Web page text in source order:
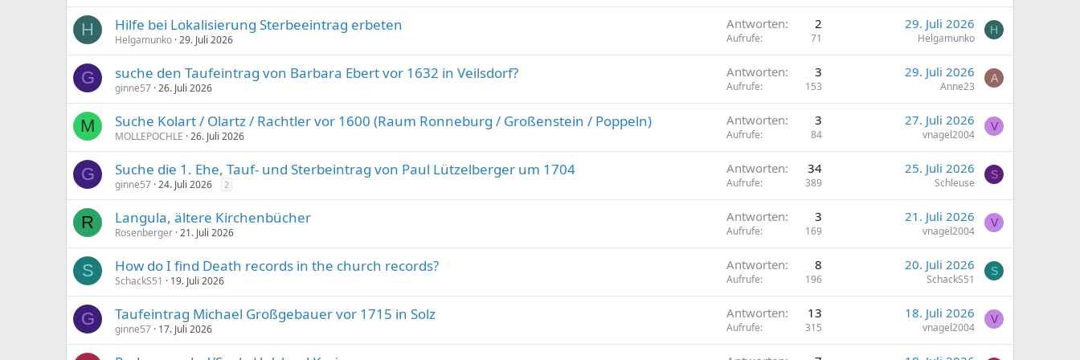
H Hilfe bei Lokalisierung Sterbeeintrag erbeten
Helgamunko 29. Juli 2026
Antworten 2
Aufrufe 71
29. Juli 2026
Helgamunko
H
G suche den Taufeintrag von Barbara Ebert vor 1632 in Veilsdorf?
ginne57 26. Juli 2026
Antworten 3
Aufrufe 153
29. Juli 2026
Anne23
A
M Suche Kolart / Olartz / Rachtler vor 1600 (Raum Ronneburg / Großenstein / Poppeln)
MOLLEPOCHLE 26. Juli 2026
Antworten 3
Aufrufe 84
27. Juli 2026
vnagel2004
V
G Suche die 1. Ehe, Tauf- und Sterbeintrag von Paul Lützelberger um 1704
ginne57 24. Juli 2026 2
Antworten 34
Aufrufe 389
25. Juli 2026
Schleuse
S
R Langula, ältere Kirchenbücher
Rosenberger 21. Juli 2026
Antworten 3
Aufrufe 169
21. Juli 2026
vnagel2004
V
S How do I find Death records in the church records?
SchackS51 19. Juli 2026
Antworten 8
Aufrufe 196
20. Juli 2026
SchackS51
S
G Taufeintrag Michael Großgebauer vor 1715 in Solz
ginne57 17. Juli 2026
Antworten 13
Aufrufe 315
18. Juli 2026
vnagel2004
V